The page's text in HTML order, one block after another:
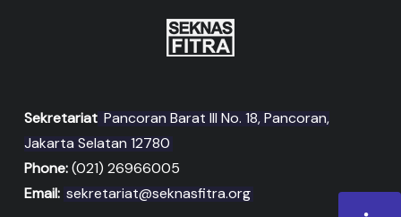
Sekretariat Pancoran Barat III No. 18, Pancoran,
Jakarta Selatan 12780
Phone:(021) 26966005
Email: sekretariat@seknasfitra.org